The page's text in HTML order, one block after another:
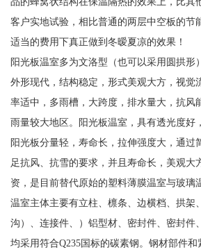
客户实地试验，相比普通的两层中空板的节
适当的费用下真正做到冬暧夏凉的效果！
阳光板温室多为文洛型（也可以采用圆拱形
外形现代，结构稳定，形式美观大方，视觉
率适中，多雨槽，大跨度，排水量大，抗风
雨量较大地区。阳光板温室，具有透光度好
阳光板分量轻，寿命长，拉伸强度大，通过
足抗风、抗雪的要求，并且寿命长，美观大
资，是目前替代原始的塑料薄膜温室与玻璃
温室主体主要有立柱、檩条、边横档、拱架
沟）、连接件、）铝型材、密封件、密封件
均采用符合Q235国标的碳素钢。钢材部件和